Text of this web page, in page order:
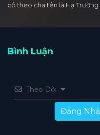
cô theo cha tên là Hạ Trường
Bình Luận
Theo Dõi
Đăng